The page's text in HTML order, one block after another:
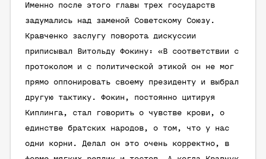
Именно после этого главы трех государств
задумались над заменой Советскому Союзу.
Кравченко заслугу поворота дискуссии
приписывал Витольду Фокину: «В соответствии с
протоколом и с политической этикой он не мог
прямо оппонировать своему президенту и выбрал
другую тактику. Фокин, постоянно цитируя
Киплинга, стал говорить о чувстве крови, о
единстве братских народов, о том, что у нас
одни корни. Делал он это очень корректно, в